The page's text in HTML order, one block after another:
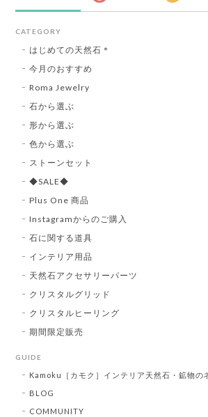
CATEGORY
はじめての天然石＊
今月のおすすめ
Roma Jewelry
石から選ぶ
形から選ぶ
色から選ぶ
ストーンセット
◆SALE◆
Plus One 商品
Instagramからのご購入
石に関する道具
インテリア用品
天然石アクセサリーパーツ
クリスタルグリッド
クリスタルヒーリング
期間限定販売
GUIDE
Kamoku［カモク］インテリア天然石・鉱物の
BLOG
COMMUNITY